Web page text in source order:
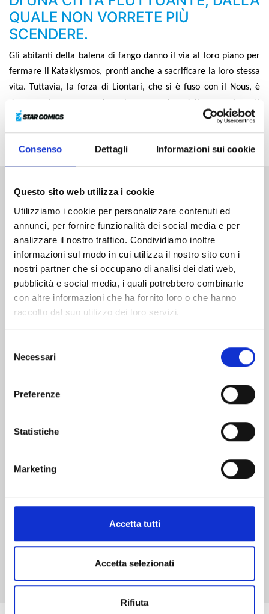
Consenso Dettagli Informazioni sui cookie
Questo sito web utilizza i cookie
Utilizziamo i cookie per personalizzare contenuti ed
annunci, per fornire funzionalità dei social media e per
analizzare il nostro traffico. Condividiamo inoltre
informazioni sul modo in cui utilizza il nostro sito con i
nostri partner che si occupano di analisi dei dati web,
pubblicità e social media, i quali potrebbero combinarle
con altre informazioni che ha fornito loro o che hanno
raccolto dal suo utilizzo dei loro servizi.
delNecessari
Preferenze
Statistiche
Marketing
Accetta tutti
Accetta selezionati
Rifiuta
QUALE NON VORRETE PIÙ
SCENDERE.
Gli abitanti della balena di fango danno il via al loro piano per
fermare il Kataklysmos, pronti anche a sacrificare la loro stessa
vita. Tuttavia, la forza di Liontari, che si è fuso con il Nous, è
davvero troppo grande… Le cronache delle emozionanti
battaglie degli abitanti della Balena di Fango giungono al loro
volume conclusivo!
Altri volumi della serie